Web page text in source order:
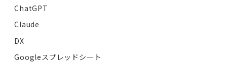
ChatGPT
Claude
DX
Googleスプレッドシート